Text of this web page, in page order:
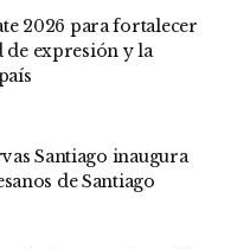
2026 para fortalecer
de expresión y la
Santiago inaugura
de Santiago